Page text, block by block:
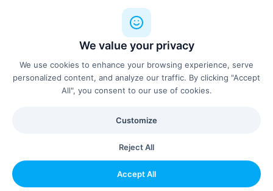
Configure & Add
We value your privacy
We use cookies to enhance your browsing experience, serve
personalized content, and analyze our traffic. By clicking "Accept
All", you consent to our use of cookies.
Customize
Reject All
Accept All